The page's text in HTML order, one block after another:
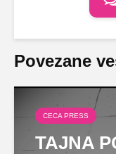
Povezane
CECA PRESS
TAJNA